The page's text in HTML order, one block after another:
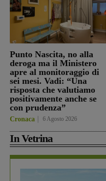
Punto Nascita, no alla
deroga ma il Ministero
apre al monitoraggio di
sei mesi. Vadi: “Una
risposta che valutiamo
positivamente anche se
con prudenza”
Cronaca 6 Agosto 2026
In Vetrina